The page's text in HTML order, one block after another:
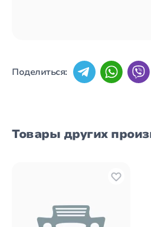
Поделиться:
Товары других